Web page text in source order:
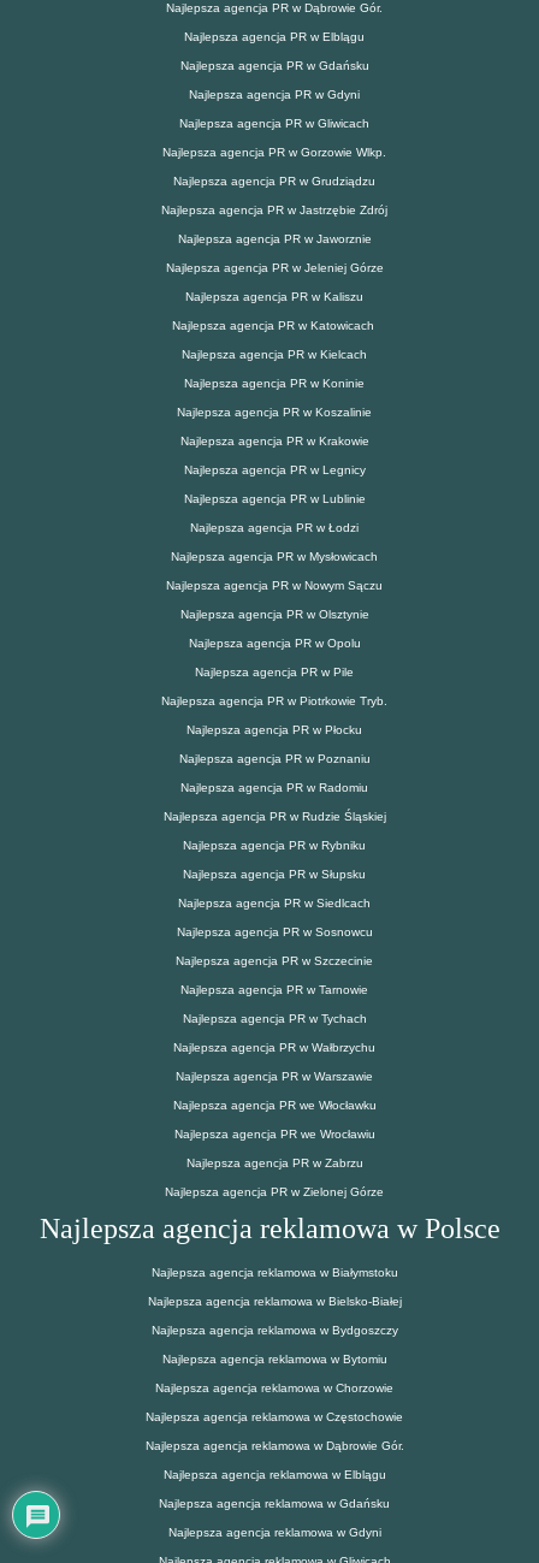
Najlepsza agencja PR w Dąbrowie Gór.
Najlepsza agencja PR w Elblągu
Najlepsza agencja PR w Gdańsku
Najlepsza agencja PR w Gdyni
Najlepsza agencja PR w Gliwicach
Najlepsza agencja PR w Gorzowie Wlkp.
Najlepsza agencja PR w Grudziądzu
Najlepsza agencja PR w Jastrzębie Zdrój
Najlepsza agencja PR w Jaworznie
Najlepsza agencja PR w Jeleniej Górze
Najlepsza agencja PR w Kaliszu
Najlepsza agencja PR w Katowicach
Najlepsza agencja PR w Kielcach
Najlepsza agencja PR w Koninie
Najlepsza agencja PR w Koszalinie
Najlepsza agencja PR w Krakowie
Najlepsza agencja PR w Legnicy
Najlepsza agencja PR w Lublinie
Najlepsza agencja PR w Łodzi
Najlepsza agencja PR w Mysłowicach
Najlepsza agencja PR w Nowym Sączu
Najlepsza agencja PR w Olsztynie
Najlepsza agencja PR w Opolu
Najlepsza agencja PR w Pile
Najlepsza agencja PR w Piotrkowie Tryb.
Najlepsza agencja PR w Płocku
Najlepsza agencja PR w Poznaniu
Najlepsza agencja PR w Radomiu
Najlepsza agencja PR w Rudzie Śląskiej
Najlepsza agencja PR w Rybniku
Najlepsza agencja PR w Słupsku
Najlepsza agencja PR w Siedlcach
Najlepsza agencja PR w Sosnowcu
Najlepsza agencja PR w Szczecinie
Najlepsza agencja PR w Tarnowie
Najlepsza agencja PR w Tychach
Najlepsza agencja PR w Wałbrzychu
Najlepsza agencja PR w Warszawie
Najlepsza agencja PR we Włocławku
Najlepsza agencja PR we Wrocławiu
Najlepsza agencja PR w Zabrzu
Najlepsza agencja PR w Zielonej Górze
Najlepsza agencja reklamowa w Polsce
Najlepsza agencja reklamowa w Białymstoku
Najlepsza agencja reklamowa w Bielsko-Białej
Najlepsza agencja reklamowa w Bydgoszczy
Najlepsza agencja reklamowa w Bytomiu
Najlepsza agencja reklamowa w Chorzowie
Najlepsza agencja reklamowa w Częstochowie
Najlepsza agencja reklamowa w Dąbrowie Gór.
Najlepsza agencja reklamowa w Elblągu
Najlepsza agencja reklamowa w Gdańsku
Najlepsza agencja reklamowa w Gdyni